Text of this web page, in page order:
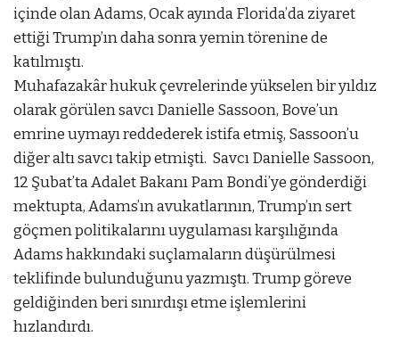
içinde olan Adams, Ocak ayında Florida’da ziyaret
ettiği Trump’ın daha sonra yemin törenine de
katılmıştı.
Muhafazakâr hukuk çevrelerinde yükselen bir yıldız
olarak görülen savcı Danielle Sassoon, Bove’un
emrine uymayı reddederek istifa etmiş, Sassoon’u
diğer altı savcı takip etmişti. Savcı Danielle Sassoon,
12 Şubat’ta Adalet Bakanı Pam Bondi’ye gönderdiği
mektupta, Adams’ın avukatlarının, Trump’ın sert
göçmen politikalarını uygulaması karşılığında
Adams hakkındaki suçlamaların düşürülmesi
teklifinde bulunduğunu yazmıştı. Trump göreve
geldiğinden beri sınırdışı etme işlemlerini
hızlandırdı.